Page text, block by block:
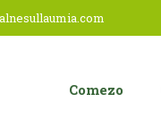
Comezo